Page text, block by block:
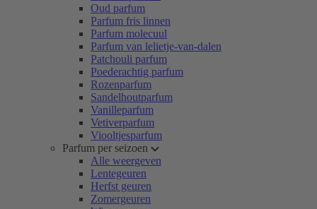
Oud parfum
Parfum fris linnen
Parfum molecuul
Parfum van lelietje-van-dalen
Patchouli parfum
Poederachtig parfum
Rozenparfum
Sandelhoutparfum
Vanilleparfum
Vetiverparfum
Viooltjesparfum
Parfum per seizoen
Alle weergeven
Lentegeuren
Herfst geuren
Zomergeuren